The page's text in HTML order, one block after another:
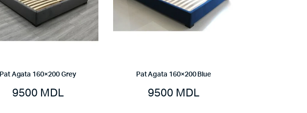
Pat Agata 160×200 Grey
9500 MDL
Pat Agata 160×200 Blue
9500 MDL